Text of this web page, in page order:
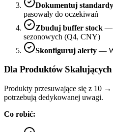
Dokumentuj
pasowały do oczekiwań
Zbuduj buffer stock —
sezonowych (Q4, CNY)
Skonfiguruj alerty —
Dla Produktów Skalujących
Produkty przesuwające się z 10
potrzebują dedykowanej uwagi.
Co robić: